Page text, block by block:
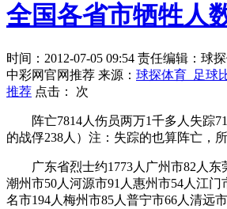
全国各省市牺牲人
时间：2012-07-05 09:54 责任编辑：球
中彩网官网推荐 来源： 球探体育_足球
推荐 点击： 次
阵亡7814人伤员两万1千多人失踪
的战俘238人）注：失踪的也算阵亡，
广东省烈士约1773人广州市82人东
潮州市50人河源市91人惠州市54人江门
名市194人梅州市85人普宁市66人清远